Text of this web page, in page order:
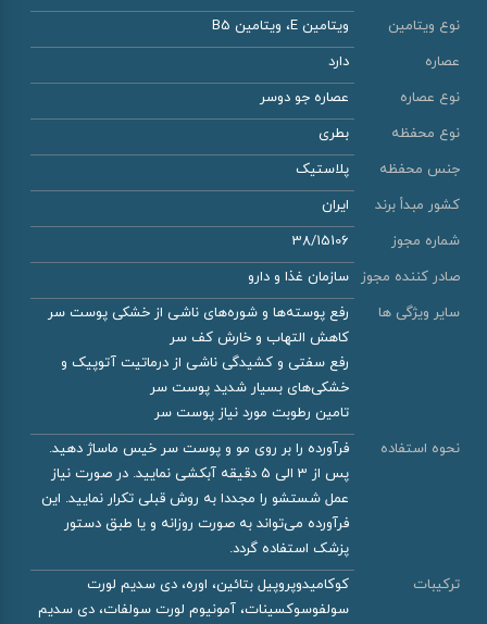
نوع ویتامین
ویتامین E، ویتامین B5
عصاره
دارد
نوع عصاره
عصاره جو دوسر
نوع محفظه
بطری
جنس محفظه
پلاستیک
کشور مبدأ برند
ایران
شماره مجوز
38/15106
صادر کننده مجوز
سازمان غذا و دارو
سایر ویژگی ها
رفع پوسته‌ها و شوره‌های ناشی از خشکی پوست سر
کاهش التهاب و خارش کف سر
رفع سفتی و کشیدگی ناشی از درماتیت آتوپیک و
خشکی‌های بسیار شدید پوست سر
تامین رطوبت مورد نیاز پوست سر
نحوه استفاده
فرآورده را بر روی مو و پوست سر خیس ماساژ دهید.
پس از 3 الی 5 دقیقه آبکشی نمایید. در صورت نیاز
عمل شستشو را مجددا به روش قبلی تکرار نمایید. این
فرآورده می‌تواند به صورت روزانه و یا طبق دستور
پزشک استفاده گردد.
ترکیبات
کوکامیدوپروپیل بتائین، اوره، دی سدیم لورت
سولفوسوکسینات، آمونیوم لورت سولفات، دی سدیم